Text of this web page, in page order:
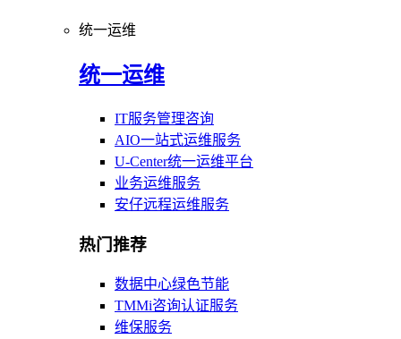
统一运维
统一运维
IT服务管理咨询
AIO一站式运维服务
U-Center统一运维平台
业务运维服务
安仔远程运维服务
热门推荐
数据中心绿色节能
TMMi咨询认证服务
维保服务